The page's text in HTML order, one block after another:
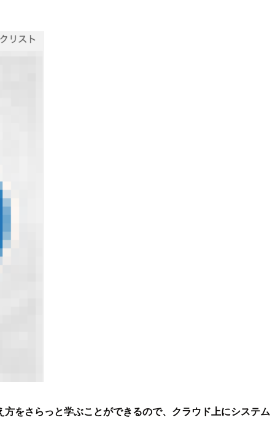
をさらっと学ぶことができるので、クラウド上にシステム